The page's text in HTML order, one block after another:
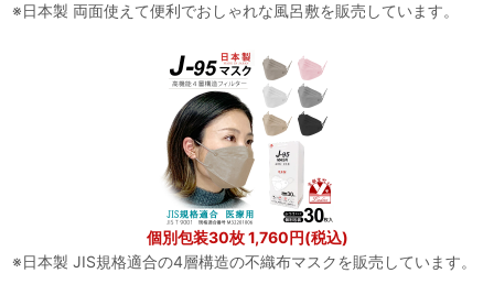
※日本製 両面使えて便利でおしゃれな風呂敷を販売しています。
個別包装30枚 1,760円(税込)
※日本製 JIS規格適合の4層構造の不織布マスクを販売しています。